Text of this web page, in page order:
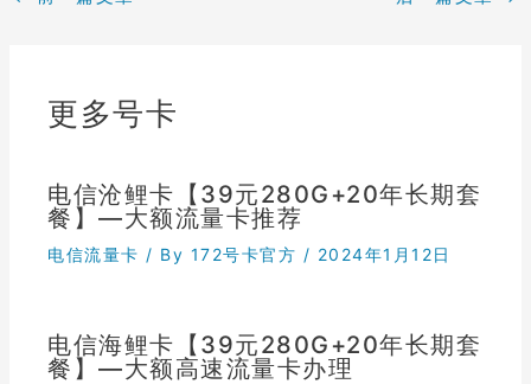
更多号卡
电信沧鲤卡【39元280G+20年长期套
餐】—大额流量卡推荐
电信流量卡 / By 172号卡官方 / 2024年1月12日
电信海鲤卡【39元280G+20年长期套
餐】—大额高速流量卡办理